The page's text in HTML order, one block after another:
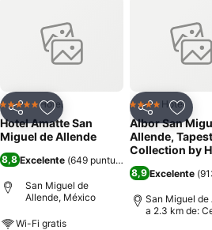
CompartirAgregar a favoritos
5 EstrellasHotel
Hotel Amatte San
Miguel de Allende
8,8Excelente (649 puntuaciones
San Miguel de
Allende, México
Wi-Fi gratis
Compartir
4 EstrellasHotel
Albor San
Allende,
Collection by
8,9 Excelente (
San Miguel de
a 2.3 km de: